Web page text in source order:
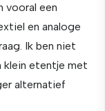
vooral een
en analoge
Ik ben niet
klein etentje met
alternatief